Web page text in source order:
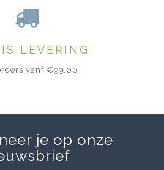
LEVERING
vanf €99,00
je op onze